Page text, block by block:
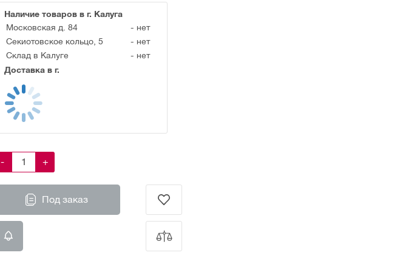
Наличие товаров в г. Калуга
Московская д. 84
- нет
Секиотовское кольцо, 5
- нет
Склад в Калуге
- нет
Доставка в г.
- +
Под заказ